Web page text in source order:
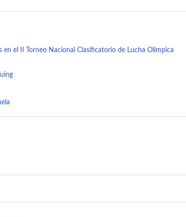
el II Torneo Nacional Clasificatorio de Lucha Olímpica